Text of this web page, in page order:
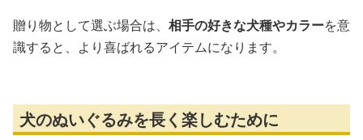
贈り物として選ぶ場合は、 相手の好きな犬種やカラーを意
識すると、より喜ばれるアイテムになります。
犬のぬいぐるみを長く楽しむために